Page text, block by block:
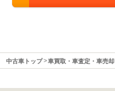
中古車トップ 車買取・車査定・車売却